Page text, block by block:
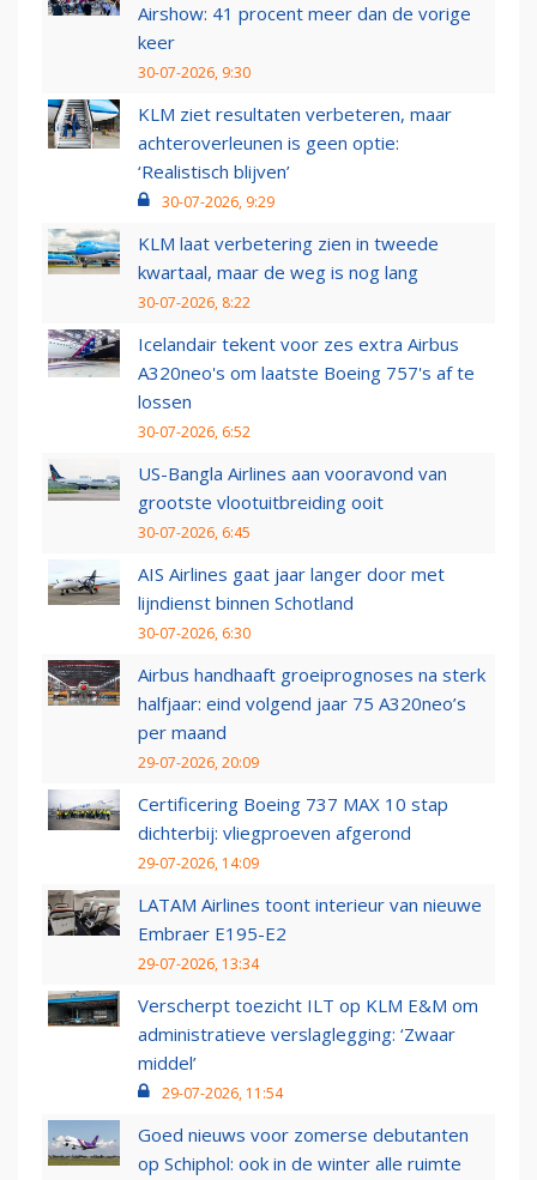
Airshow: 41 procent meer dan de vorige
keer
30-07-2026, 9:30
KLM ziet resultaten verbeteren, maar
achteroverleunen is geen optie:
‘Realistisch blijven’
30-07-2026, 9:29
KLM laat verbetering zien in tweede
kwartaal, maar de weg is nog lang
30-07-2026, 8:22
Icelandair tekent voor zes extra Airbus
A320neo's om laatste Boeing 757's af te
lossen
30-07-2026, 6:52
US-Bangla Airlines aan vooravond van
grootste vlootuitbreiding ooit
30-07-2026, 6:45
AIS Airlines gaat jaar langer door met
lijndienst binnen Schotland
30-07-2026, 6:30
Airbus handhaaft groeiprognoses na sterk
halfjaar: eind volgend jaar 75 A320neo’s
per maand
29-07-2026, 20:09
Certificering Boeing 737 MAX 10 stap
dichterbij: vliegproeven afgerond
29-07-2026, 14:09
LATAM Airlines toont interieur van nieuwe
Embraer E195-E2
29-07-2026, 13:34
Verscherpt toezicht ILT op KLM E&M om
administratieve verslaglegging: ‘Zwaar
middel’
29-07-2026, 11:54
Goed nieuws voor zomerse debutanten
op Schiphol: ook in de winter alle ruimte